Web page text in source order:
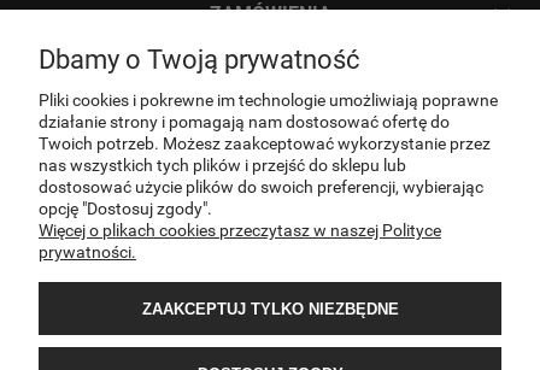
ZAMÓWIENIA
INFORMACJE
O NAS
KONTAKT
Dbamy o Twoją prywatność
Pliki cookies i pokrewne im technologie umożliwiają poprawne
działanie strony i pomagają nam dostosować ofertę do
Twoich potrzeb. Możesz zaakceptować wykorzystanie przez
nas wszystkich tych plików i przejść do sklepu lub
dostosować użycie plików do swoich preferencji, wybierając
opcję "Dostosuj zgody".
Więcej o plikach cookies przeczytasz w naszej Polityce
prywatności.
ZAAKCEPTUJ TYLKO NIEZBĘDNE